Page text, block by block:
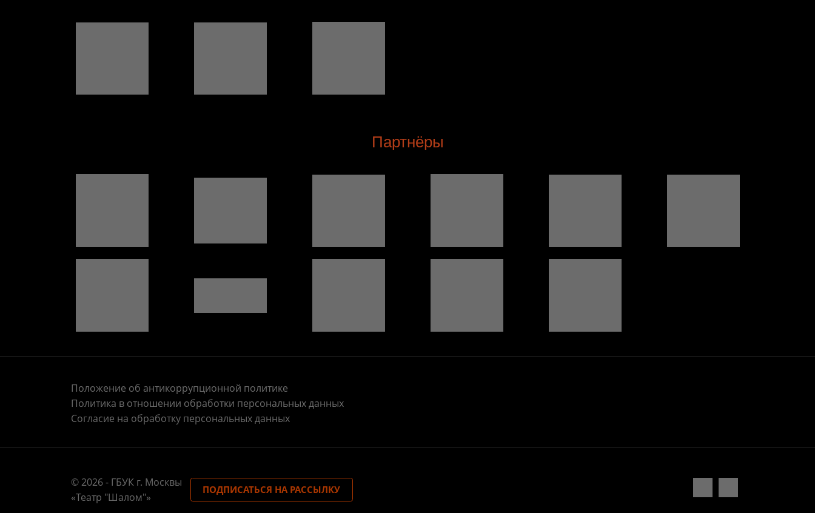
Партнёры
Положение об антикоррупционной политике
Политика в отношении обработки персональных данных
Согласие на обработку персональных данных
© 2026 - ГБУК г. Москвы
«Театр "Шалом"»
ПОДПИСАТЬСЯ НА РАССЫЛКУ